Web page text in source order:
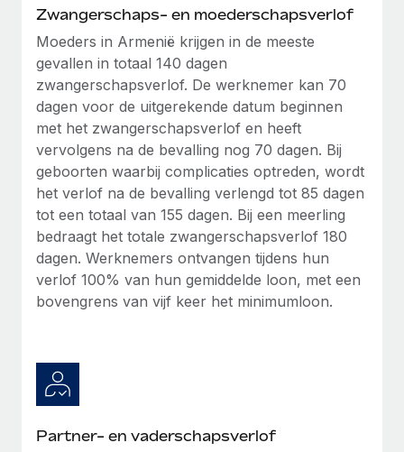
Productupdates van Remote: Gusto- en Xero-
integraties en Contractor Management Plus
Het blijft de missie van Remote om alle soorten bedrijven
te helpen bij het aannemen, beheren en...
Meer informatie
Hoe Phiture 55 werknemers in 19 landen
beheert met Remote
Phiture, een toonaangevende leider in de wereldwijde
mobiele groeiadviessector, zet zich sinds 2016...
Meer informatie
Zwangerschaps- en moederschapsverlof
Moeders in Armenië krijgen in de meeste
gevallen in totaal 140 dagen
zwangerschapsverlof. De werknemer kan 70
dagen voor de uitgerekende datum beginnen
met het zwangerschapsverlof en heeft
vervolgens na de bevalling nog 70 dagen. Bij
geboorten waarbij complicaties optreden, wordt
het verlof na de bevalling verlengd tot 85 dagen
tot een totaal van 155 dagen. Bij een meerling
bedraagt het totale zwangerschapsverlof 180
dagen. Werknemers ontvangen tijdens hun
verlof 100% van hun gemiddelde loon, met een
bovengrens van vijf keer het minimumloon.
Partner- en vaderschapsverlof